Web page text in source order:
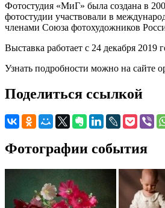
Фотостудия «МиГ» была создана в
фотостудии участвовали в
членами Союза фотохудожников
Выставка работает с 24 декабря 2019
Узнать подробности можно на сайте
Поделиться ссылкой
Фотографии события